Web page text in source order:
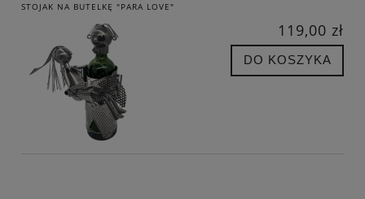
STOJAK NA BUTELKĘ "PARA LOVE"
119,00 zł
DO KOSZYKA